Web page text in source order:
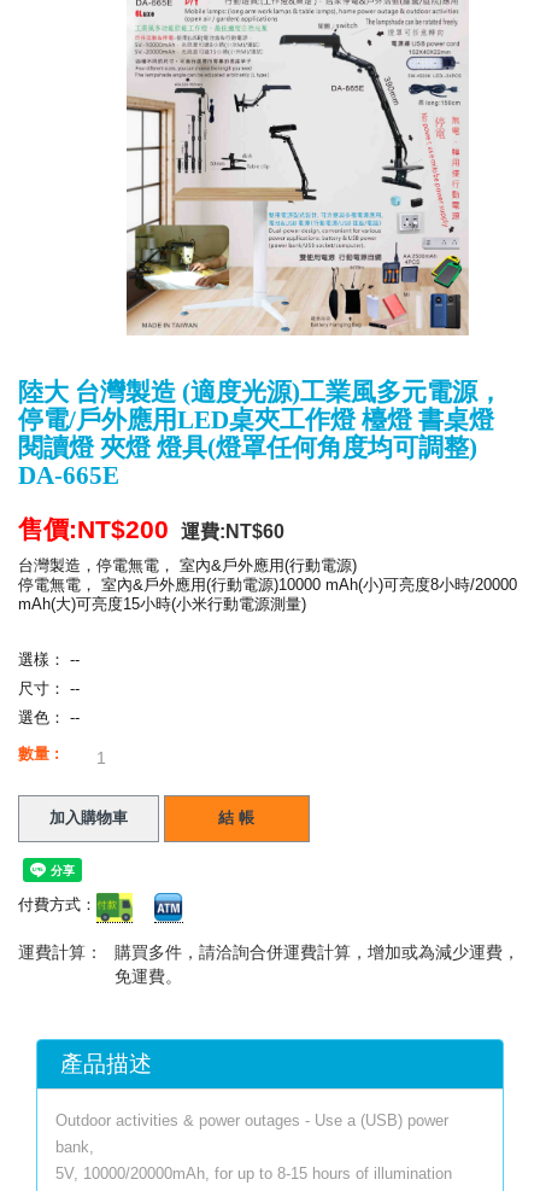
陸大 台灣製造 (適度光源)工業風多元電源，
停電/戶外應用LED桌夾工作燈 檯燈 書桌燈
閱讀燈 夾燈 燈具(燈罩任何角度均可調整)
DA-665E
售價:NT$200 運費:NT$60
台灣製造，停電無電， 室內&戶外應用(行動電源)
停電無電， 室內&戶外應用(行動電源)10000 mAh(小)可亮度8小時/20000
mAh(大)可亮度15小時(小米行動電源測量)
選樣： --
尺寸： --
選色： --
數量 :
加入購物車 結 帳
付費方式：
運費計算：
購買多件，請洽詢合併運費計算，增加或為減少運費，
免運費。
產品描述
Outdoor activities & power outages - Use a (USB) power
bank,
5V, 10000/20000mAh, for up to 8-15 hours of illumination